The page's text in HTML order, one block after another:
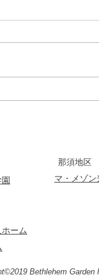
ーム
那須地区
マ・メゾン
Bethlehem Garden